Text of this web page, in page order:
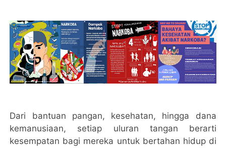
Dari bantuan pangan, kesehatan, hingga dana
kemanusiaan, setiap uluran tangan berarti
kesempatan bagi mereka untuk bertahan hidup di